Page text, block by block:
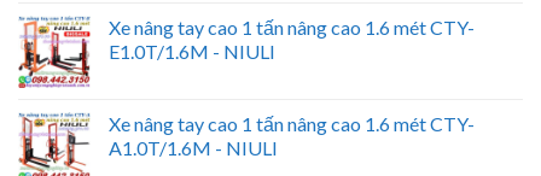
Xe nâng tay cao 1 tấn nâng cao 1.6 mét CTY-
E1.0T/1.6M - NIULI
Xe nâng tay cao 1 tấn nâng cao 1.6 mét CTY-
A1.0T/1.6M - NIULI